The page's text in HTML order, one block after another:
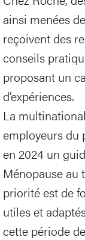
ainsi menées
reçoivent des
conseils
proposant un
d’expériences.
La
employeurs du
en 2024 un
Ménopause au
priorité est de
utiles et
cette période